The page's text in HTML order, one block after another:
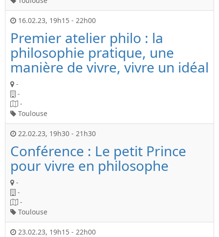
16.02.23, 19h15 - 22h00
Premier atelier philo : la
philosophie pratique, une
manière de vivre, vivre un idéal
-
-
-
Toulouse
22.02.23, 19h30 - 21h30
Conférence : Le petit Prince
pour vivre en philosophe
-
-
-
Toulouse
23.02.23, 19h15 - 22h00